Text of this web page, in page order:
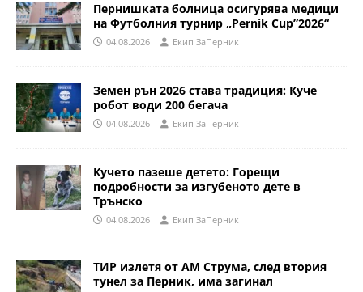
Пернишката болница осигурява медици
на Футболния турнир „Pernik Cup”2026“
04.08.2026 Eкип ЗаПерник
Земен рън 2026 става традиция: Куче
робот води 200 бегача
04.08.2026 Eкип ЗаПерник
Кучето пазеше детето: Горещи
подробности за изгубеното дете в
Трънско
04.08.2026 Eкип ЗаПерник
ТИР излетя от АМ Струма, след втория
тунел за Перник, има загинал